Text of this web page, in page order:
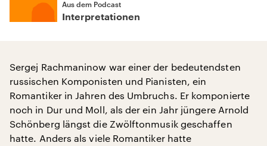
Aus dem Podcast
Interpretationen
Sergej Rachmaninow war einer der bedeutendsten
russischen Komponisten und Pianisten, ein
Romantiker in Jahren des Umbruchs. Er komponierte
noch in Dur und Moll, als der ein Jahr jüngere Arnold
Schönberg längst die Zwölftonmusik geschaffen
hatte. Anders als viele Romantiker hatte